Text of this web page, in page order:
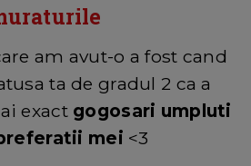
am avut-o a fost cand
ta de gradul 2 ca a
exact gogosari umpluti
mei <3